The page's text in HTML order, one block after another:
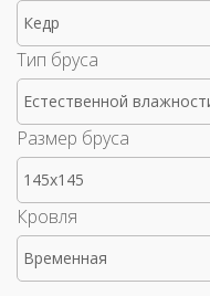
Кедр
Тип бруса
Естественной
Размер бруса
145x145
Кровля
Временная